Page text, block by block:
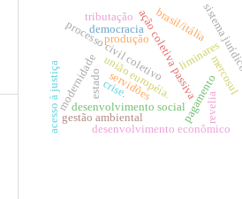
ação coletiva passiva
p
ro
c
e
s
s
o
c
iv
il c
o
le
tiv
o liminares
pagamento
estadocrise.
modernidade
desenvolvimento social
desenvolvimento econômico
produção
gestão ambiental
união européia.
acesso à justiça
democracia sistema jurídico
tributação brasil/itália
servidões mercosul
revelia